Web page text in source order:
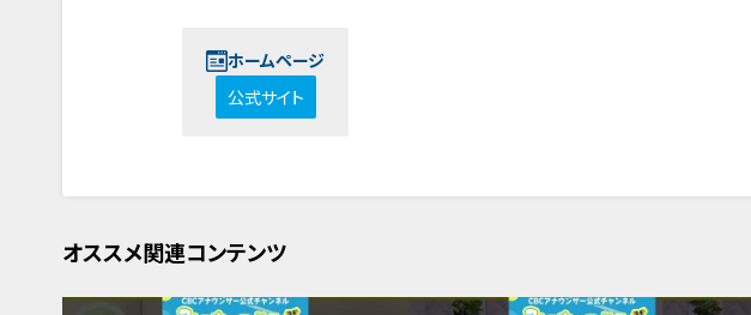
ホームページ
公式サイト
オススメ関連コンテンツ